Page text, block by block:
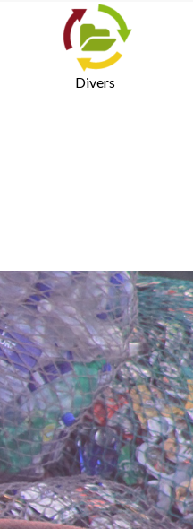
Divers